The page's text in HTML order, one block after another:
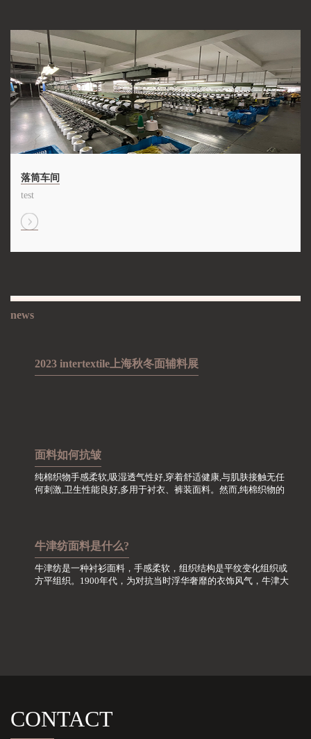
落筒车间
test
news
2023 intertextile上海秋冬面辅料展
面料如何抗皱
纯棉织物手感柔软,吸湿透气性好,穿着舒适健康,与肌肤接触无任
何刺激,卫生性能良好,多用于衬衣、裤装面料。然而,纯棉织物的
牛津纺面料是什么?
牛津纺是一种衬衫面料，手感柔软，组织结构是平纹变化组织或
方平组织。1900年代，为对抗当时浮华奢靡的衣饰风气，牛津大
CONTACT